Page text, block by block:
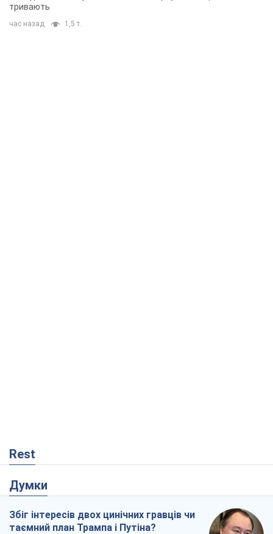
тривають
час назад 1,5 т.
Rest
Думки
Збіг інтересів двох цинічних гравців чи
таємний план Трампа і Путіна?